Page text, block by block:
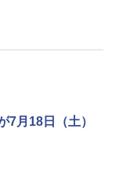
7月18日（土）